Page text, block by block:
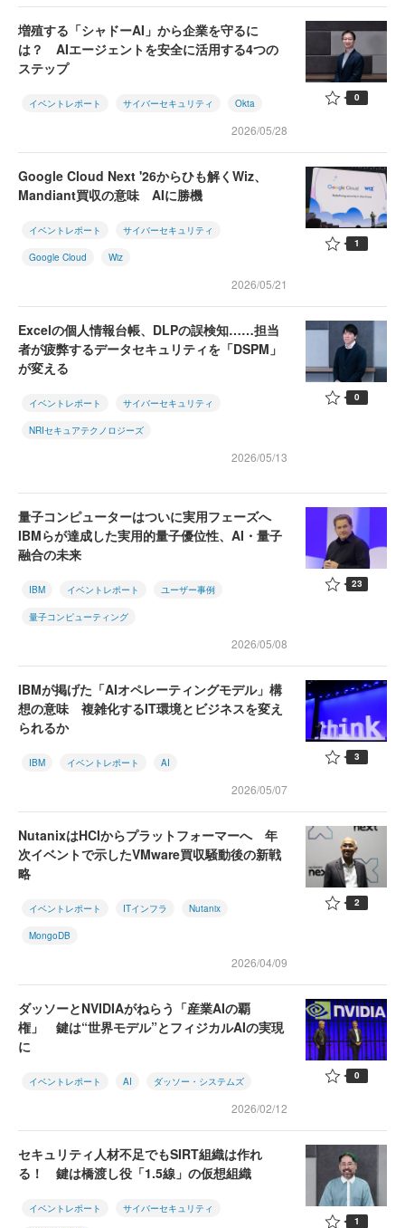
増殖する「シャドーAI」から企業を守るに
は？ AIエージェントを安全に活用する4つの
ステップ
イベントレポート サイバーセキュリティ Okta
2026/05/28
0
Google Cloud Next '26からひも解くWiz、
Mandiant買収の意味 AIに勝機
イベントレポート サイバーセキュリティ
Google Cloud Wiz
2026/05/21
1
Excelの個人情報台帳、DLPの誤検知……担当
者が疲弊するデータセキュリティを「DSPM」
が変える
イベントレポート サイバーセキュリティ
NRIセキュアテクノロジーズ
2026/05/13
0
量子コンピューターはついに実用フェーズへ
IBMらが達成した実用的量子優位性、AI・量子
融合の未来
IBM イベントレポート ユーザー事例
量子コンピューティング
2026/05/08
23
IBMが掲げた「AIオペレーティングモデル」構
想の意味 複雑化するIT環境とビジネスを変え
られるか
IBM イベントレポート AI
2026/05/07
3
NutanixはHCIからプラットフォーマーへ 年
次イベントで示したVMware買収騒動後の新戦
略
イベントレポート ITインフラ Nutanix
MongoDB
2026/04/09
2
ダッソーとNVIDIAがねらう「産業AIの覇
権」 鍵は“世界モデル”とフィジカルAIの実現
に
イベントレポート AI ダッソー・システムズ
2026/02/12
0
セキュリティ人材不足でもSIRT組織は作れ
る！ 鍵は橋渡し役「1.5線」の仮想組織
イベントレポート サイバーセキュリティ
1